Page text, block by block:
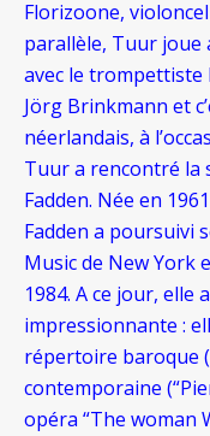
Florizoone,
parallèle, Tuur joue
avec le trompettiste
Jörg Brinkmann et
néerlandais, à
Tuur a rencontré la
Fadden. Née en
Fadden a poursuivi
Music de New York
1984. A ce jour, elle
impressionnante :
répertoire baroque
contemporaine
opéra “The woman